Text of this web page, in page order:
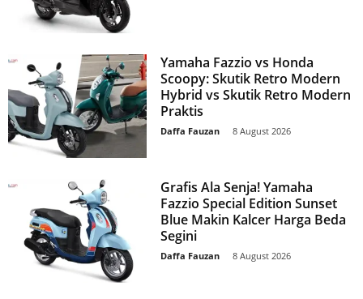
Yamaha Fazzio vs Honda
Scoopy: Skutik Retro Modern
Hybrid vs Skutik Retro Modern
Praktis
Daffa Fauzan 8 August 2026
Grafis Ala Senja! Yamaha
Fazzio Special Edition Sunset
Blue Makin Kalcer Harga Beda
Segini
Daffa Fauzan 8 August 2026